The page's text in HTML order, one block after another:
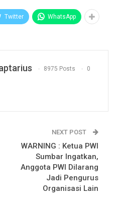
Twitter WhatsApp
8975 Posts 0
NEXT POST
WARNING : Ketua PWI
Sumbar Ingatkan,
Anggota PWI Dilarang
Jadi Pengurus
Organisasi Lain